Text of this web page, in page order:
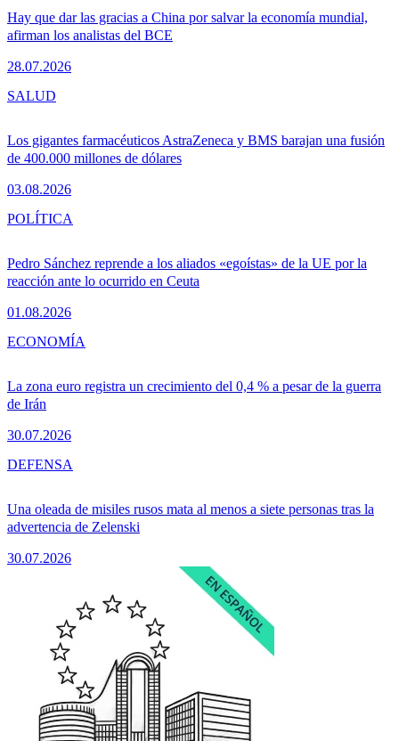
Hay que dar las gracias a China por salvar la economía mundial,
afirman los analistas del BCE
28.07.2026
Los gigantes farmacéuticos AstraZeneca y BMS barajan una fusión
de 400.000 millones de dólares
03.08.2026
SALUD
Pedro Sánchez reprende a los aliados «egoístas» de la UE por la
reacción ante lo ocurrido en Ceuta
01.08.2026
POLÍTICA
La zona euro registra un crecimiento del 0,4 % a pesar de la guerra
de Irán
30.07.2026
ECONOMÍA
Una oleada de misiles rusos mata al menos a siete personas tras la
advertencia de Zelenski
30.07.2026
DEFENSA